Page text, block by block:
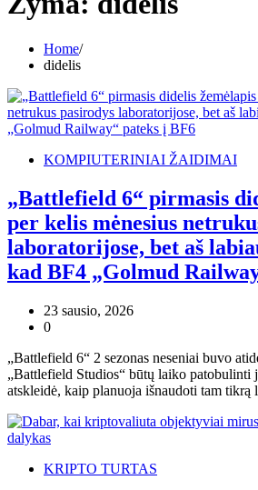
Home
didelis
KOMPIUTERINIAI ŽAIDIMAI
„Battlefield 6“ pirmasis
per kelis mėnesius
laboratorijose, bet aš
kad BF4 „Golmud
23 sausio, 2026
0
„Battlefield 6“ 2 sezonas neseniai buvo
„Battlefield Studios“ būtų laiko patobulinti
atskleidė, kaip planuoja išnaudoti tam
KRIPTO TURTAS